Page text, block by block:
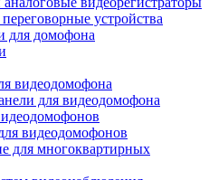
устройства
для домофона
видеодомофона
для видеодомофона
видеодомофонов
для многоквартирных